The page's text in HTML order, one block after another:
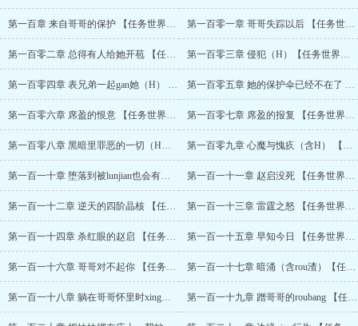
第一百章 来自哥哥的保护 【任务世界八】 第一百零一章 哥哥失踪以后 【任务世界八】
第一百零二章 总得有人给她开苞 【任务世界八】（700珠加更） 第一百零三章 侵犯（H）【任务世界八】
第一百零四章 表兄弟一起gan她（H） 【任务世界八】800珠加更 第一百零五章 她的保护伞已经不在了 【任务世界八】
第一百零六章 席盈的恨意 【任务世界八】 第一百零七章 席盈的报复 【任务世界八】（900珠加更）
第一百零八章 黑暗里罪恶的一切（H）【任务世界八】 第一百零九章 心魔与愧疚（含H） 【任务世界八】
第一百一十章 堕落到被lunjian也会有快感 【任务世界八】 第一百一十一章 赵启没死 【任务世界八】
第一百一十二章 逆天的四阶晶核 【任务世界八】 第一百一十三章 雷霆之怒 【任务世界八】
第一百一十四章 杀红眼的赵启 【任务世界八】 第一百一十五章 早知今日 【任务世界八】
第一百一十六章 哥哥对不起你 【任务世界八】 第一百一十七章 暗涌（含rou渣）【任务世界八】（1000珠加更）
第一百一十八章 躺在哥哥怀里时xing瘾发作 【任务世界八】 第一百一十九章 蹭哥哥的roubang 【任务世界八】